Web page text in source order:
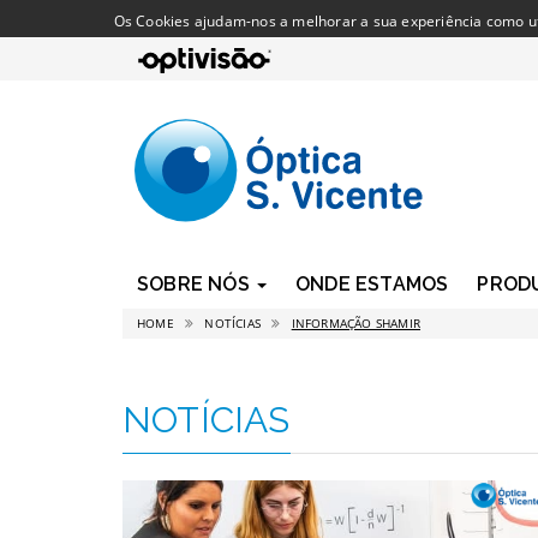
Os Cookies ajudam-nos a melhorar a sua experiência
SOBRE NÓS ONDE ESTAMOS
HOME NOTÍCIAS INFORMAÇÃO SHAMIR
NOTÍCIAS